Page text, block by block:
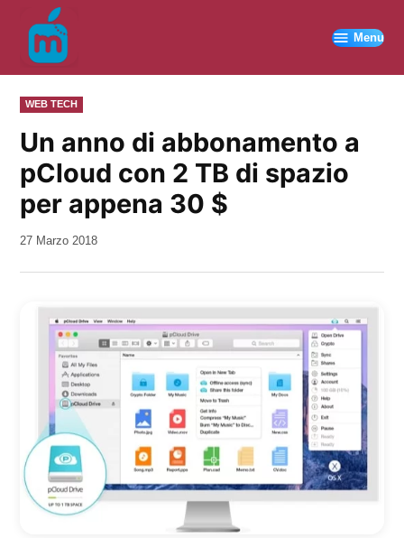
contenuto
Menu
PUBBLICATO
IN
WEB TECH
Un anno di abbonamento a
pCloud con 2 TB di spazio
per appena 30 $
da
27 Marzo 2018